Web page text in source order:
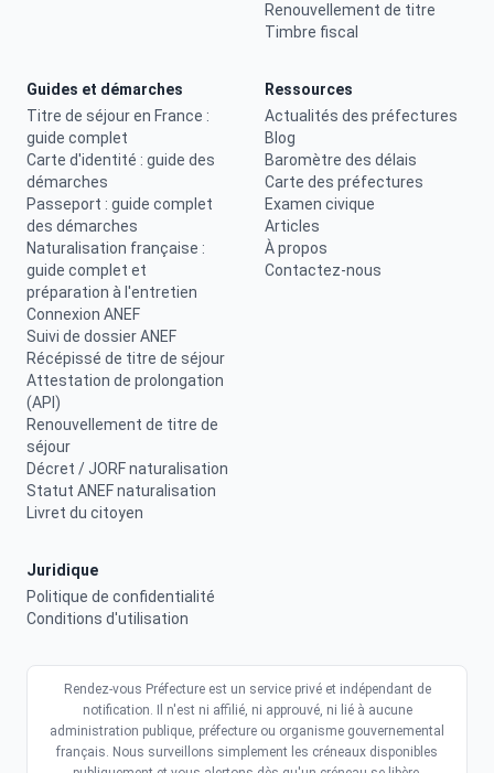
Renouvellement de titre
Timbre fiscal
Guides et démarches
Titre de séjour en France :
guide complet
Carte d'identité : guide des
démarches
Passeport : guide complet
des démarches
Naturalisation française :
guide complet et
préparation à l'entretien
Connexion ANEF
Suivi de dossier ANEF
Récépissé de titre de séjour
Attestation de prolongation
(API)
Renouvellement de titre de
séjour
Décret / JORF naturalisation
Statut ANEF naturalisation
Livret du citoyen
Ressources
Actualités des préfectures
Blog
Baromètre des délais
Carte des préfectures
Examen civique
Articles
À propos
Contactez-nous
Juridique
Politique de confidentialité
Conditions d'utilisation
Rendez-vous Préfecture est un service privé et indépendant de
notification. Il n'est ni affilié, ni approuvé, ni lié à aucune
administration publique, préfecture ou organisme gouvernemental
français. Nous surveillons simplement les créneaux disponibles